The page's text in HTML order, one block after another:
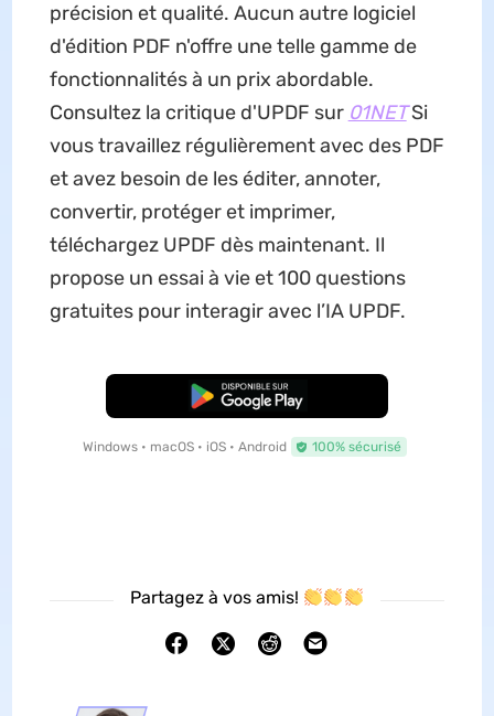
précision et qualité. Aucun autre logiciel
d'édition PDF n'offre une telle gamme de
fonctionnalités à un prix abordable.
Consultez la critique d'UPDF sur 01NET Si
vous travaillez régulièrement avec des PDF
et avez besoin de les éditer, annoter,
convertir, protéger et imprimer,
téléchargez UPDF dès maintenant. Il
propose un essai à vie et 100 questions
gratuites pour interagir avec l’IA UPDF.
TÉLÉCHARGER
Windows • macOS • iOS • Android 100% sécurisé
Partagez à vos amis!